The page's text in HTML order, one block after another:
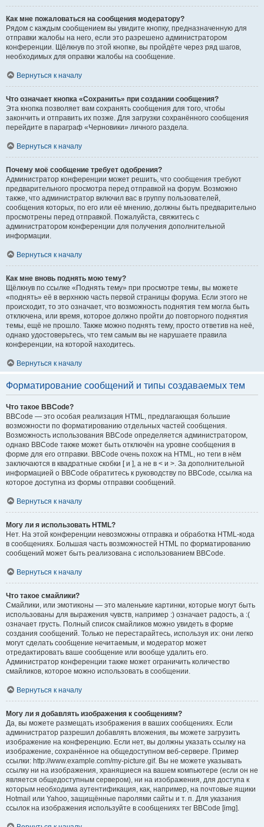
Как мне пожаловаться на сообщения модератору?
Рядом с каждым сообщением вы увидите кнопку, предназначенную для
отправки жалобы на него, если это разрешено администратором
конференции. Щёлкнув по этой кнопке, вы пройдёте через ряд шагов,
необходимых для оправки жалобы на сообщение.
Вернуться к началу
Что означает кнопка «Сохранить» при создании сообщения?
Эта кнопка позволяет вам сохранять сообщения для того, чтобы
закончить и отправить их позже. Для загрузки сохранённого сообщения
перейдите в параграф «Черновики» личного раздела.
Вернуться к началу
Почему моё сообщение требует одобрения?
Администратор конференции может решить, что сообщения требуют
предварительного просмотра перед отправкой на форум. Возможно
также, что администратор включил вас в группу пользователей,
сообщения которых, по его или её мнению, должны быть предварительно
просмотрены перед отправкой. Пожалуйста, свяжитесь с
администратором конференции для получения дополнительной
информации.
Вернуться к началу
Как мне вновь поднять мою тему?
Щёлкнув по ссылке «Поднять тему» при просмотре темы, вы можете
«поднять» её в верхнюю часть первой страницы форума. Если этого не
происходит, то это означает, что возможность поднятия тем могла быть
отключена, или время, которое должно пройти до повторного поднятия
темы, ещё не прошло. Также можно поднять тему, просто ответив на неё,
однако удостоверьтесь, что тем самым вы не нарушаете правила
конференции, на которой находитесь.
Вернуться к началу
Форматирование сообщений и типы создаваемых тем
Что такое BBCode?
BBCode — это особая реализация HTML, предлагающая большие
возможности по форматированию отдельных частей сообщения.
Возможность использования BBCode определяется администратором,
однако BBCode также может быть отключён на уровне сообщения в
форме для его отправки. BBCode очень похож на HTML, но теги в нём
заключаются в квадратные скобки [ и ], а не в < и >. За дополнительной
информацией о BBCode обратитесь к руководству по BBCode, ссылка на
которое доступна из формы отправки сообщений.
Вернуться к началу
Могу ли я использовать HTML?
Нет. На этой конференции невозможны отправка и обработка HTML-кода
в сообщениях. Большая часть возможностей HTML по форматированию
сообщений может быть реализована с использованием BBCode.
Вернуться к началу
Что такое смайлики?
Смайлики, или эмотиконы — это маленькие картинки, которые могут быть
использованы для выражения чувств, например :) означает радость, а :(
означает грусть. Полный список смайликов можно увидеть в форме
создания сообщений. Только не перестарайтесь, используя их: они легко
могут сделать сообщение нечитаемым, и модератор может
отредактировать ваше сообщение или вообще удалить его.
Администратор конференции также может ограничить количество
смайликов, которое можно использовать в сообщении.
Вернуться к началу
Могу ли я добавлять изображения к сообщениям?
Да, вы можете размещать изображения в ваших сообщениях. Если
администратор разрешил добавлять вложения, вы можете загрузить
изображение на конференцию. Если нет, вы должны указать ссылку на
изображение, сохранённое на общедоступном веб-сервере. Пример
ссылки: http://www.example.com/my-picture.gif. Вы не можете указывать
ссылку ни на изображения, хранящиеся на вашем компьютере (если он не
является общедоступным сервером), ни на изображения, для доступа к
которым необходима аутентификация, как, например, на почтовые ящики
Hotmail или Yahoo, защищённые паролями сайты и т. п. Для указания
ссылок на изображения используйте в сообщениях тег BBCode [img].